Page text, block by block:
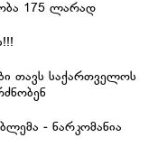
175 ლარად
თავს საქართველოს
- ნარკომანია